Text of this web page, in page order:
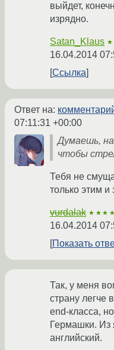
выйдет,
изрядно.
Satan_Klaus
16.04.2014
Ссылка
Ответ на:
07:11:31 +00:00
Думаешь,
чтобы
Тебя не
только этим
vurdalak
16.04.2014
Показать
Так, у меня
страну легче
end-класса,
Гермашки. Из
английский.